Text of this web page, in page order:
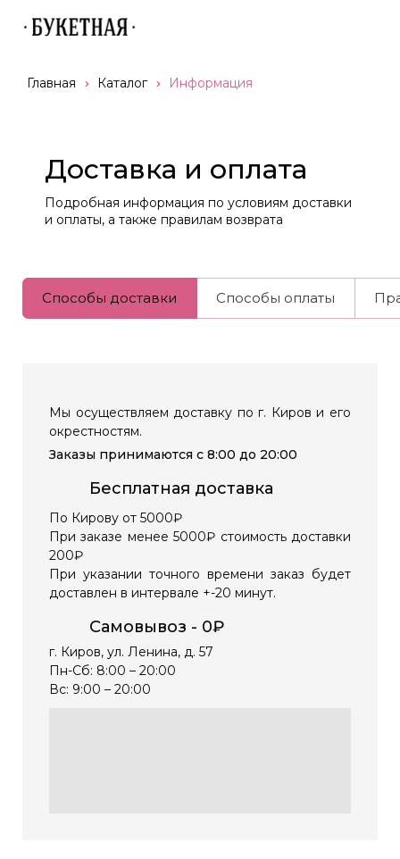
Главная Каталог Информация
Доставка и оплата
Подробная информация по условиям доставки
и оплаты, а также правилам возврата
Способы доставки Способы оплаты
Мы осуществляем доставку по г. Киров и его
окрестностям.
Заказы принимаются c 8:00 до 20:00
Бесплатная доставка
По Кирову от 5000₽
При заказе менее 5000₽ стоимость доставки
200₽
При указании точного времени заказ будет
доставлен в интервале +-20 минут.
Самовывоз - 0₽
г. Киров, ул. Ленина, д. 57
Пн-Сб: 8:00 – 20:00
Вс: 9:00 – 20:00